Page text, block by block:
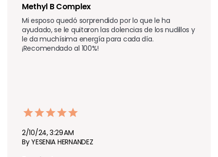
Methyl B Complex
Mi esposo quedó sorprendido por lo que le ha
ayudado, se le quitaron las dolencias de los nudillos y
le da muchísima energía para cada día.
¡Recomendado al 100%!
2/10/24, 3:29 AM
By YESENIA HERNANDEZ